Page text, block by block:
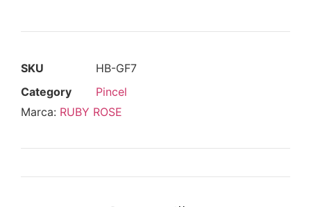
SKU
HB-GF7
Category
Pincel
Marca: RUBY ROSE